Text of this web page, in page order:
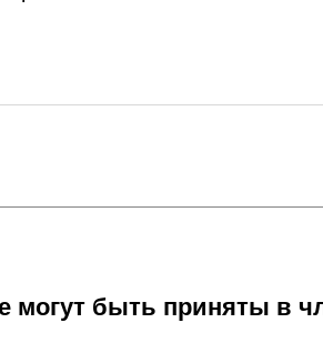
могут быть приняты в